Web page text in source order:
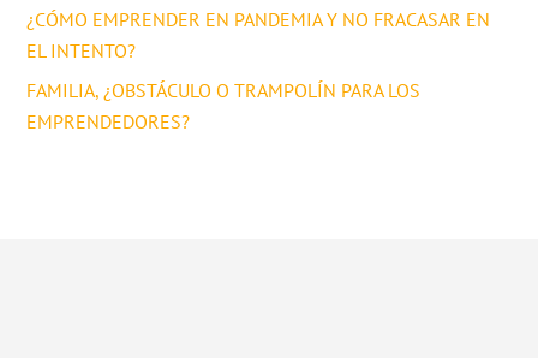
¿CÓMO EMPRENDER EN PANDEMIA Y NO FRACASAR EN
EL INTENTO?
FAMILIA, ¿OBSTÁCULO O TRAMPOLÍN PARA LOS
EMPRENDEDORES?